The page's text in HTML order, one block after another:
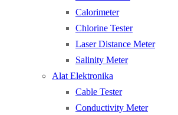
Calorimeter
Chlorine Tester
Laser Distance Meter
Salinity Meter
Alat Elektronika
Cable Tester
Conductivity Meter